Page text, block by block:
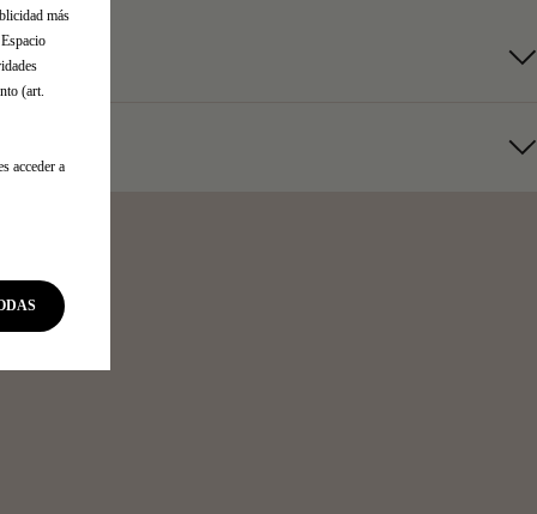
más
(art.
acceder a